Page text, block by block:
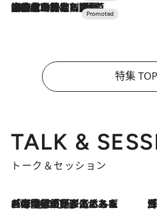
2026.7.10
NEW OPEN！【界 草津】名湯の地に誕生。趣の異なる2種の温泉と上州ならではの会席・蕎麦割烹など美食を味わう究極の癒やし旅
特集 TOP
TALK &
トーク＆セッション
2026.8.3
「今後値上げがあるとすれば…」「リスクがあるのは今年の冬」エネルギー専門家が語る、ホルムズ海峡封鎖が家庭にもたらす“ある心配” 「住宅建てられ